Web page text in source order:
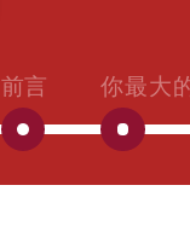
前言 你最大